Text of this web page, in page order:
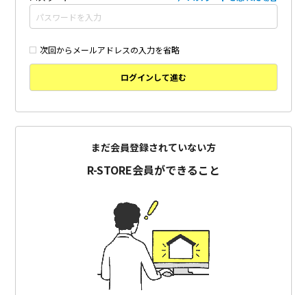
次回からメールアドレスの入力を省略
ログインして進む
まだ会員登録されていない方
R-STORE会員ができること